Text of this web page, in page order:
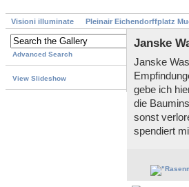
Visioni illuminate Pleinair Eichendorffplatz
Advanced Search
View Slideshow
Janske
Janske
gebe ich
die
sonst
spendiert